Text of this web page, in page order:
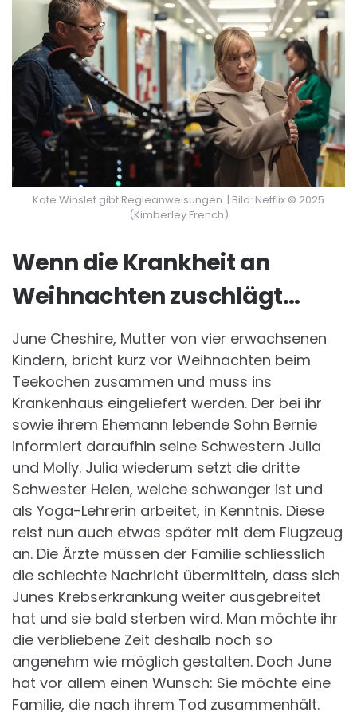
Kate Winslet gibt Regieanweisungen. | Bild: Netflix © 2025
(Kimberley French)
Wenn die Krankheit an
Weihnachten zuschlägt…
June Cheshire, Mutter von vier erwachsenen
Kindern, bricht kurz vor Weihnachten beim
Teekochen zusammen und muss ins
Krankenhaus eingeliefert werden. Der bei ihr
sowie ihrem Ehemann lebende Sohn Bernie
informiert daraufhin seine Schwestern Julia
und Molly. Julia wiederum setzt die dritte
Schwester Helen, welche schwanger ist und
als Yoga-Lehrerin arbeitet, in Kenntnis. Diese
reist nun auch etwas später mit dem Flugzeug
an. Die Ärzte müssen der Familie schliesslich
die schlechte Nachricht übermitteln, dass sich
Junes Krebserkrankung weiter ausgebreitet
hat und sie bald sterben wird. Man möchte ihr
die verbliebene Zeit deshalb noch so
angenehm wie möglich gestalten. Doch June
hat vor allem einen Wunsch: Sie möchte eine
Familie, die nach ihrem Tod zusammenhält.